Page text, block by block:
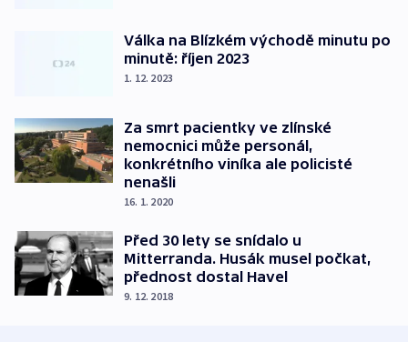
Válka na Blízkém východě minutu po
minutě: říjen 2023
1. 12. 2023
Za smrt pacientky ve zlínské
nemocnici může personál,
konkrétního viníka ale policisté
nenašli
16. 1. 2020
Před 30 lety se snídalo u
Mitterranda. Husák musel počkat,
přednost dostal Havel
9. 12. 2018